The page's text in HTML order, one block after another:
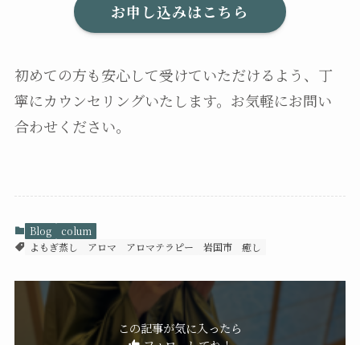
お申し込みはこちら
初めての方も安心して受けていただけるよう、丁
寧にカウンセリングいたします。お気軽にお問い
合わせください。
Blog
colum
よもぎ蒸し
アロマ アロマテラピー 岩国市 癒し
この記事が気に入ったら